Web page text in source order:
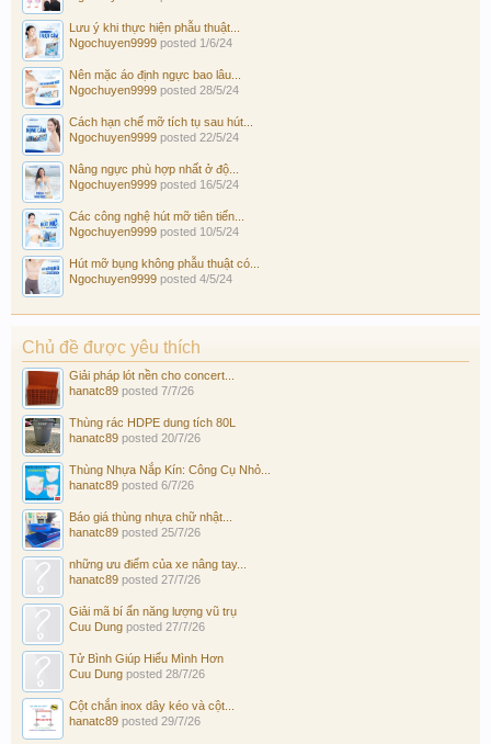
Lưu ý khi thực hiện phẫu thuật...
Ngochuyen9999 posted 1/6/24
Nên mặc áo định ngực bao lâu...
Ngochuyen9999 posted 28/5/24
Cách hạn chế mỡ tích tụ sau hút...
Ngochuyen9999 posted 22/5/24
Nâng ngực phù hợp nhất ở độ...
Ngochuyen9999 posted 16/5/24
Các công nghệ hút mỡ tiên tiến...
Ngochuyen9999 posted 10/5/24
Hút mỡ bụng không phẫu thuật có...
Ngochuyen9999 posted 4/5/24
Chủ đề được yêu thích
Giải pháp lót nền cho concert...
hanatc89 posted 7/7/26
Thùng rác HDPE dung tích 80L
hanatc89 posted 20/7/26
Thùng Nhựa Nắp Kín: Công Cụ Nhỏ...
hanatc89 posted 6/7/26
Báo giá thùng nhựa chữ nhật...
hanatc89 posted 25/7/26
những ưu điểm của xe nâng tay...
hanatc89 posted 27/7/26
Giải mã bí ẩn năng lượng vũ trụ
Cuu Dung posted 27/7/26
Tử Bình Giúp Hiểu Mình Hơn
Cuu Dung posted 28/7/26
Cột chắn inox dây kéo và cột...
hanatc89 posted 29/7/26